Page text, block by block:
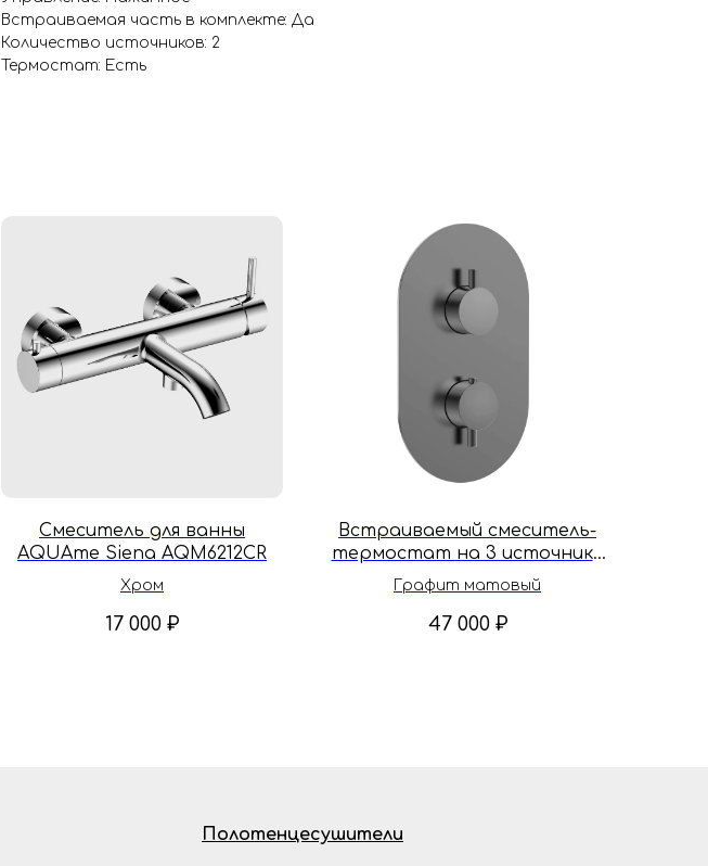
Встраиваемая часть в комплекте: Да
Количество источников: 2
Термостат: Есть
Смеситель для ванны
AQUAme Siena AQM6212CR
Хром
17 000 ₽
Встраиваемый смеситель-
термостат на 3 источника
AQUAme Siena AQM8806GM
Графит матовый
47 000 ₽
Полотенцесушители